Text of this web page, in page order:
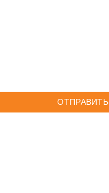
ОТПРАВИТЬ